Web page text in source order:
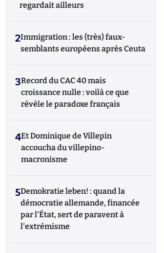
regardait ailleurs
2Immigration : les (très) faux-
semblants européens après Ceuta
3Record du CAC 40 mais
croissance nulle : voilà ce que
révèle le paradoxe français
4Et Dominique de Villepin
accoucha du villepino-
macronisme
5Demokratie leben! : quand la
démocratie allemande, financée
par l'État, sert de paravent à
l'extrémisme